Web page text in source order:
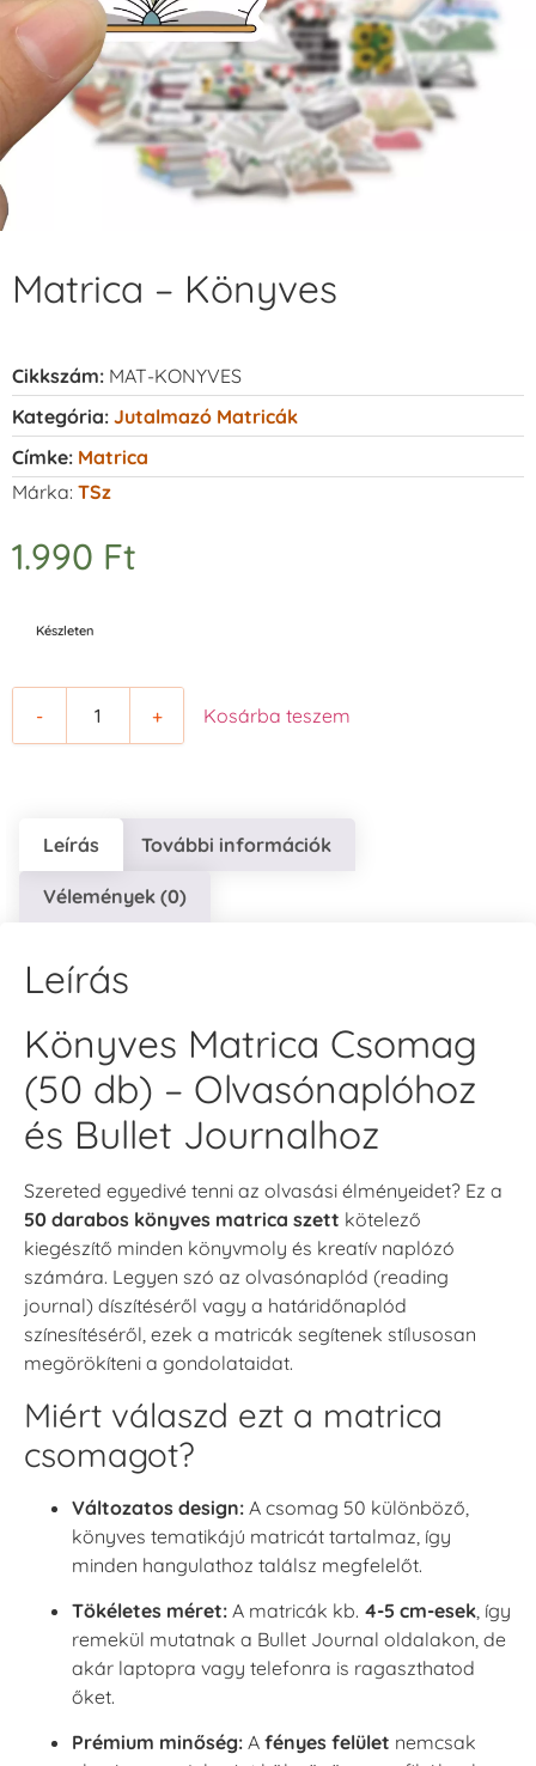
Matrica – Könyves
Cikkszám: MAT-KONYVES
Kategória: Jutalmazó Matricák
Címke: Matrica
Márka: TSz
1.990 Ft
Készleten
- + Kosárba teszem
Leírás További információk
Vélemények (0)
Leírás
Könyves Matrica Csomag
(50 db) – Olvasónaplóhoz
és Bullet Journalhoz
Szereted egyedivé tenni az olvasási élményeidet? Ez a
50 darabos könyves matrica szett kötelező
kiegészítő minden könyvmoly és kreatív naplózó
számára. Legyen szó az olvasónaplód (reading
journal) díszítéséről vagy a határidőnaplód
színesítéséről, ezek a matricák segítenek stílusosan
megörökíteni a gondolataidat.
Miért válaszd ezt a matrica
csomagot?
Változatos design: A csomag 50 különböző,
könyves tematikájú matricát tartalmaz, így
minden hangulathoz találsz megfelelőt.
Tökéletes méret: A matricák kb. 4-5 cm-esek , így
remekül mutatnak a Bullet Journal oldalakon, de
akár laptopra vagy telefonra is ragaszthatod
őket.
Prémium minőség: A fényes felület nemcsak